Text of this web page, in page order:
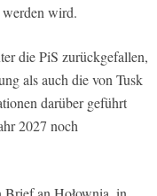
wird.
die PiS zurückgefallen,
als auch die von Tusk
darüber geführt
2027 noch